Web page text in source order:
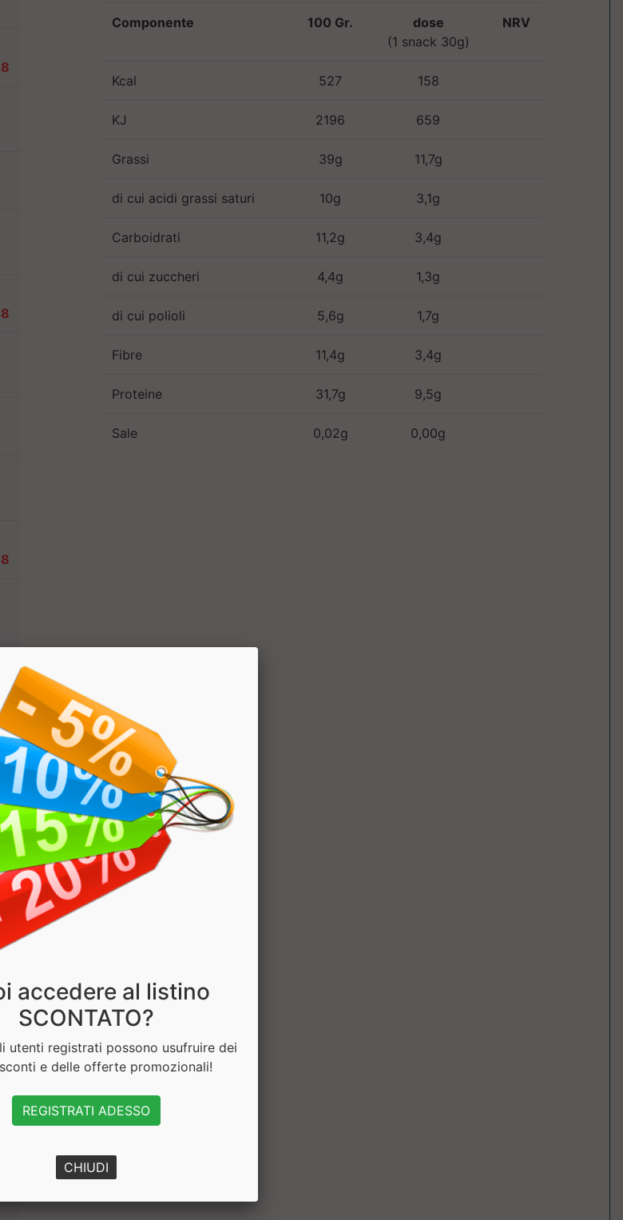
Componente 100 Gr.
dose
(1 snack 30g)
NRV
Kcal 527 158
KJ 2196 659
Grassi 39g 11,7g
di cui acidi grassi saturi 10g 3,1g
Carboidrati 11,2g 3,4g
di cui zuccheri 4,4g 1,3g
di cui polioli 5,6g 1,7g
Fibre 11,4g 3,4g
Proteine 31,7g 9,5g
Sale 0,02g 0,00g
accedere al listino
SCONTATO?
utenti registrati possono usufruire dei
e delle offerte promozionali!
REGISTRATI ADESSO
CHIUDI